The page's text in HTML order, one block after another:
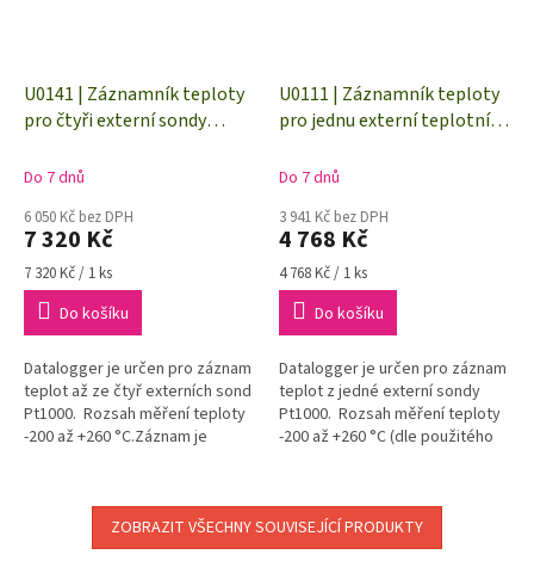
U0141 | Záznamník teploty
pro čtyři externí sondy
Do 7 dnů
6 050 Kč bez DPH
7 320 Kč
Měrná
cena:
7 320 Kč / 1 ks
Do košíku
Datalogger je určen pro záznam
teplot až ze čtyř externích sond
Pt1000. Rozsah měření teploty
-200 až +260 °C.Záznam je
U0111 | Záznamník teploty
pro jednu externí teplotní
Do 7 dnů
3 941 Kč bez DPH
4 768 Kč
Měrná
cena:
4 768 Kč / 1 ks
Do košíku
Datalogger je určen pro záznam
teplot z jedné externí sondy
Pt1000. Rozsah měření teploty
-200 až +260 °C (dle použitého
ZOBRAZIT VŠECHNY SOUVISEJÍCÍ PRODUKTY